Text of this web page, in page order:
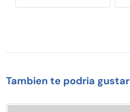
Tambien te podria gustar